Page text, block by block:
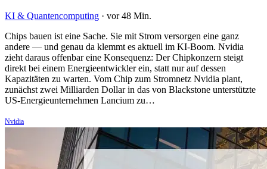
KI & Quantencomputing · vor 48 Min.
Chips bauen ist eine Sache. Sie mit Strom versorgen eine ganz
andere — und genau da klemmt es aktuell im KI-Boom. Nvidia
zieht daraus offenbar eine Konsequenz: Der Chipkonzern steigt
direkt bei einem Energieentwickler ein, statt nur auf dessen
Kapazitäten zu warten. Vom Chip zum Stromnetz Nvidia plant,
zunächst zwei Milliarden Dollar in das von Blackstone unterstützte
US-Energieunternehmen Lancium zu…
Nvidia